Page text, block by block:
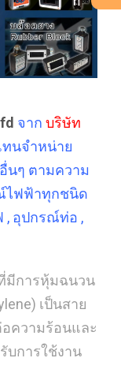
จาก บริษัท
นจำหน่าย
นๆ ตามความ
ไฟฟ้าทุกชนิด
, อุปกรณ์ท่อ ,
มีการหุ้มฉนวน
เป็นสาย
ความร้อนและ
บการใช้งาน